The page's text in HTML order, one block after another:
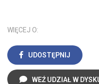
WIĘCEJ O:
UDOSTĘPNIJ
WEŹ UDZIAŁ W